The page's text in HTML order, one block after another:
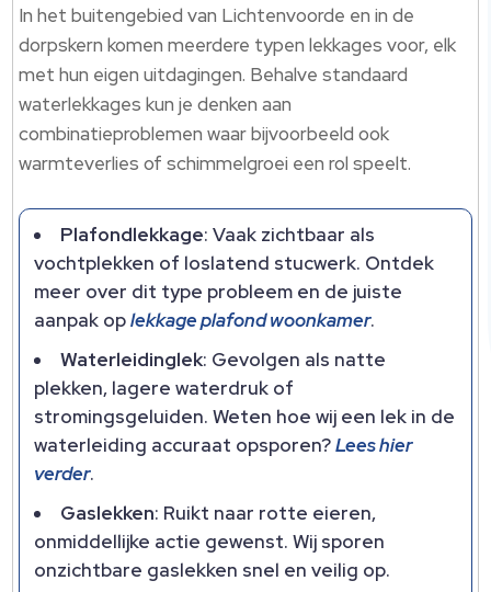
In het buitengebied van Lichtenvoorde en in de
dorpskern komen meerdere typen lekkages voor, elk
met hun eigen uitdagingen.​ Behalve standaard
waterlekkages kun je denken aan
combinatieproblemen waar bijvoorbeeld ook
warmteverlies of schimmelgroei een rol speelt.​
Plafondlekkage: Vaak zichtbaar als
vochtplekken of loslatend stucwerk.​ Ontdek
meer over dit type probleem en de juiste
aanpak oplekkage plafond woonkamer.​
Waterleidinglek: Gevolgen als natte
plekken, lagere waterdruk of
stromingsgeluiden.​ Weten hoe wij een lek in de
waterleiding accuraat opsporen?Lees hier
verder.​
Gaslekken: Ruikt naar rotte eieren,
onmiddellijke actie gewenst.​ Wij sporen
onzichtbare gaslekken snel en veilig op.​